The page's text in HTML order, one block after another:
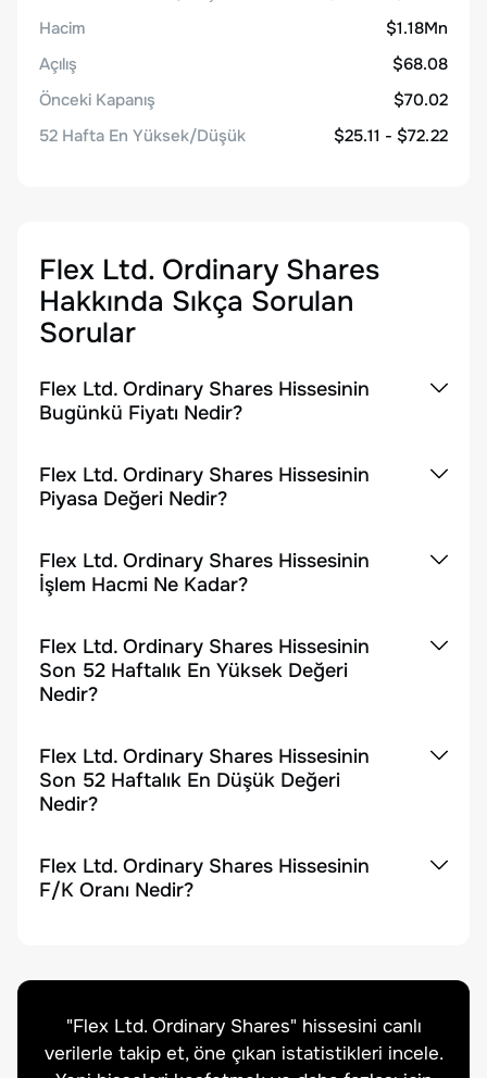
Hacim
$1.18Mn
Açılış
$68.08
Önceki Kapanış
$70.02
52 Hafta En Yüksek/Düşük
$25.11 - $72.22
Flex Ltd. Ordinary Shares
Hakkında Sıkça Sorulan
Sorular
Flex Ltd. Ordinary Shares Hissesinin
Bugünkü Fiyatı Nedir?
Flex Ltd. Ordinary Shares Hissesinin
Piyasa Değeri Nedir?
Flex Ltd. Ordinary Shares Hissesinin
İşlem Hacmi Ne Kadar?
Flex Ltd. Ordinary Shares Hissesinin
Son 52 Haftalık En Yüksek Değeri
Nedir?
Flex Ltd. Ordinary Shares Hissesinin
Son 52 Haftalık En Düşük Değeri
Nedir?
Flex Ltd. Ordinary Shares Hissesinin
F/K Oranı Nedir?
"Flex Ltd. Ordinary Shares" hissesini canlı
verilerle takip et, öne çıkan istatistikleri incele.